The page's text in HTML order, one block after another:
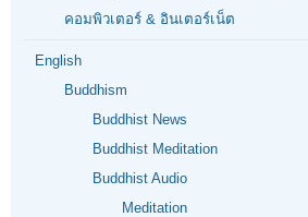
คอมพิวเตอร์ & อินเตอร์เน็ต
English
Buddhism
Buddhist News
Buddhist Meditation
Buddhist Audio
Meditation